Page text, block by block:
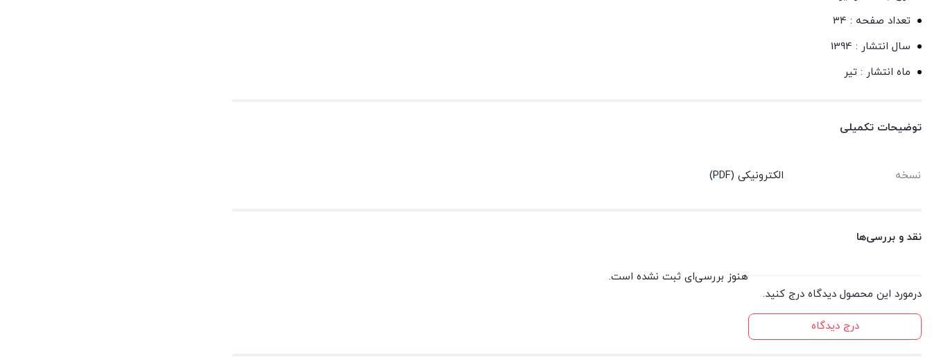
تعداد صفحه : 34
سال انتشار : 1394
ماه انتشار : تیر
توضیحات تکمیلی
نسخه الکترونیکی (PDF)
نقد و بررسی‌ها
درمورد این محصول دیدگاه درج کنید.
درج دیدگاه
هنوز بررسی‌ای ثبت نشده است.